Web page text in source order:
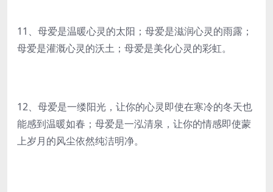
11、母爱是温暖心灵的太阳；母爱是滋润心灵的雨露；
母爱是灌溉心灵的沃土；母爱是美化心灵的彩虹。
12、母爱是一缕阳光，让你的心灵即使在寒冷的冬天也
能感到温暖如春；母爱是一泓清泉，让你的情感即使蒙
上岁月的风尘依然纯洁明净。